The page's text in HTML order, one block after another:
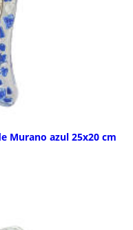
Murano azul 25x20 cm